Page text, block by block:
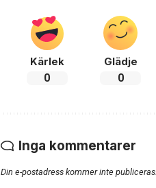
Kärlek
0
Glädje
0
Inga kommentarer
Din e-postadress kommer inte publiceras.